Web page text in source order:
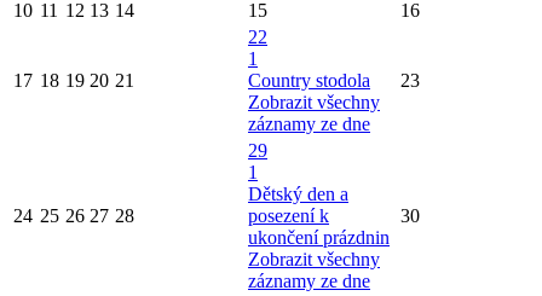
10 11 12 13 14 15 16
17 18 19 20 21
22
1
Country stodola
Zobrazit všechny
záznamy ze dne
23
24 25 26 27 28
29
1
Dětský den a
posezení k
ukončení prázdnin
Zobrazit všechny
záznamy ze dne
30